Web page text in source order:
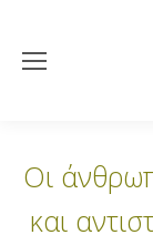
Οι
και